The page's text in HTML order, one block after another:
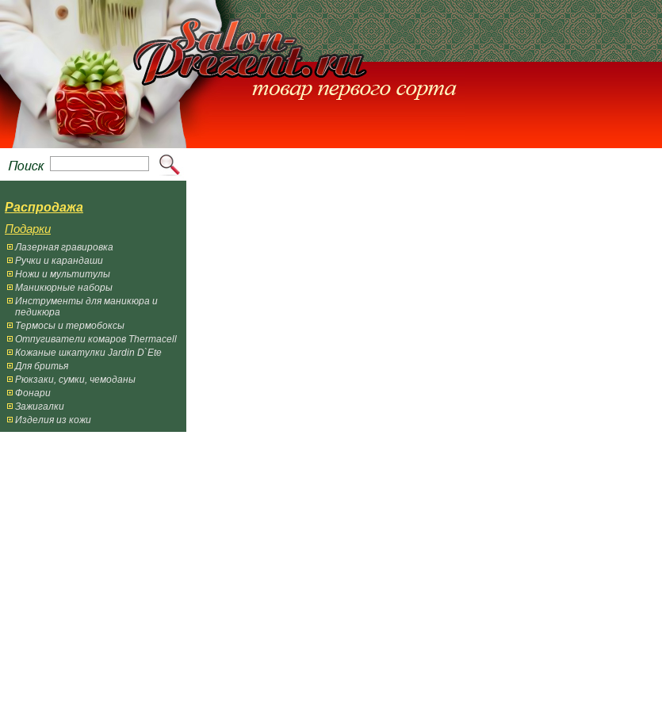
Распродажа
Подарки
Лазерная гравировка
Ручки и карандаши
Ножи и мультитулы
Маникюрные наборы
Инструменты для маникюра и
педикюра
Термосы и термобоксы
Отпугиватели комаров Thermacell
Кожаные шкатулки Jardin D`Ete
Для бритья
Рюкзаки, сумки, чемоданы
Фонари
Зажигалки
Изделия из кожи